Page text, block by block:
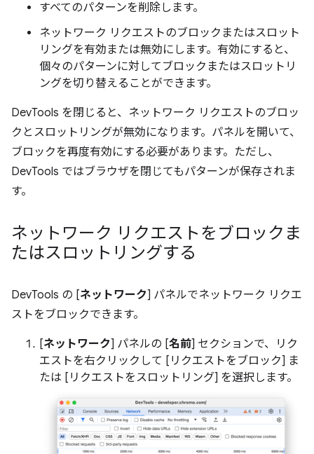
すべてのパターンを削除します。
ネットワーク リクエストのブロックまたはスロット
リングを有効または無効にします。有効にすると、
個々のパターンに対してブロックまたはスロットリ
ングを切り替えることができます。
DevTools を閉じると、ネットワーク リクエストのブロッ
クとスロットリングが無効になります。パネルを開いて、
ブロックを再度有効にする必要があります。ただし、
DevTools ではブラウザを閉じてもパターンが保存されま
す。
ネットワーク リクエストをブロックま
たはスロットリングする
DevTools の [ネットワーク] パネルでネットワーク リクエ
ストをブロックできます。
[ネットワーク] パネルの [名前] セクションで、リク
エストを右クリックして [リクエストをブロック] ま
たは [リクエストをスロットリング] を選択します。